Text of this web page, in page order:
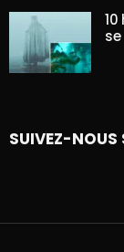
SUIVEZ-NOUS